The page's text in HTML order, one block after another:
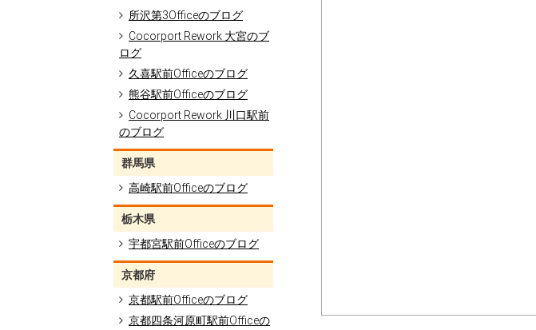
所沢第3Officeのブログ
Cocorport Rework 大宮のブ
ログ
久喜駅前Officeのブログ
熊谷駅前Officeのブログ
Cocorport Rework 川口駅前
のブログ
群馬県
高崎駅前Officeのブログ
栃木県
宇都宮駅前Officeのブログ
京都府
京都駅前Officeのブログ
京都四条河原町駅前Officeの